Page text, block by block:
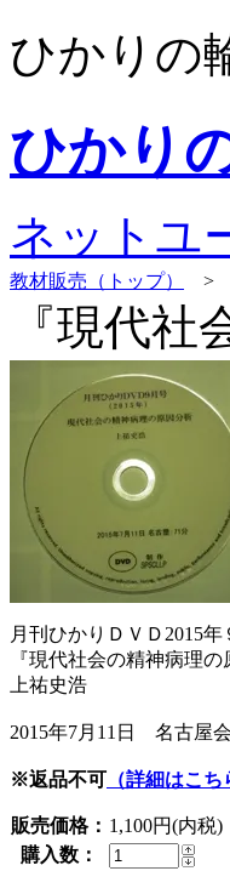
ひかりの
ひかり
ネット
教材販売（トップ） >
『現代
月刊ひかりＤＶＤ2015年
『現代社会の精神病理の
上祐史浩
2015年7月11日 名古屋
※返品不可 （詳細はこち
販売価格： 1,100円(内税)
購入数：